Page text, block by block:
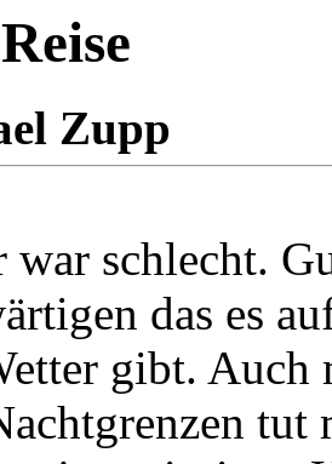
Zupp
war schlecht.
das es
gibt. Auch
tut